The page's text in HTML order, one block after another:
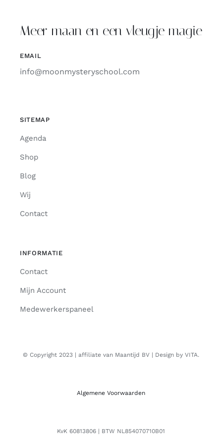
Zoeken
naar:
Meer maan en een vleugje magie
EMAIL
info@moonmysteryschool.com
SITEMAP
Agenda
Shop
Blog
Wij
Contact
INFORMATIE
Contact
Mijn Account
Medewerkerspaneel
© Copyright 2023 | affiliate van Maantijd BV | Design by VITA.
Algemene Voorwaarden
KvK 60813806 | BTW NL854070710B01